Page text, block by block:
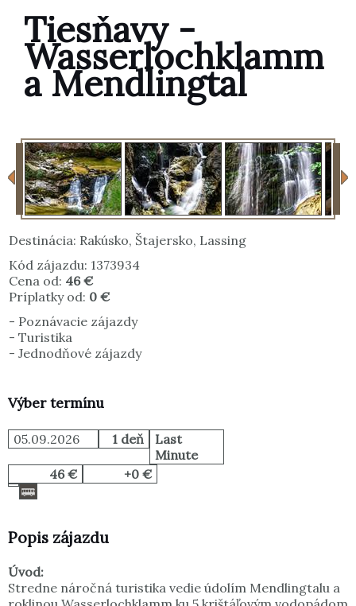
Tiesňavy -
Wasserlochklamm
a Mendlingtal
Destinácia: Rakúsko, Štajersko, Lassing
Kód zájazdu: 1373934
Cena od: 46 €
Príplatky od: 0 €
- Poznávacie zájazdy
- Turistika
- Jednodňové zájazdy
Výber termínu
05.09.2026 1 deň
Last
Minute
46 €
+0 €
Popis zájazdu
Úvod:
Stredne náročná turistika vedie údolím Mendlingtalu a